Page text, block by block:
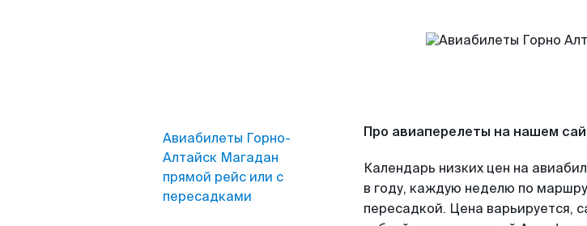
Авиабилеты Горно-
Алтайск Магадан
прямой рейс или с
пересадками
Про авиаперелеты на нашем
Календарь низких цен на
в году, каждую неделю по
пересадкой. Цена варьируется,